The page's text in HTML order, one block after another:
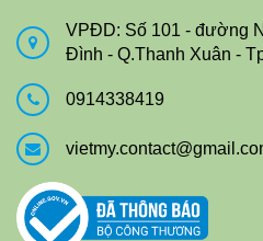
VPĐD: Số 101 - đường
Đình - Q.Thanh Xuân -
0914338419